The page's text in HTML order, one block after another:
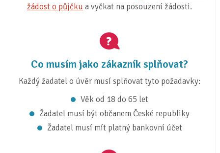
žádost o půjčku a vyčkat na posouzení žádosti.
Co musím jako zákazník splňovat?
Každý žadatel o úvěr musí splňovat tyto požadavky:
Věk od 18 do 65 let
Žadatel musí být občanem České republiky
Žadatel musí mít platný bankovní účet